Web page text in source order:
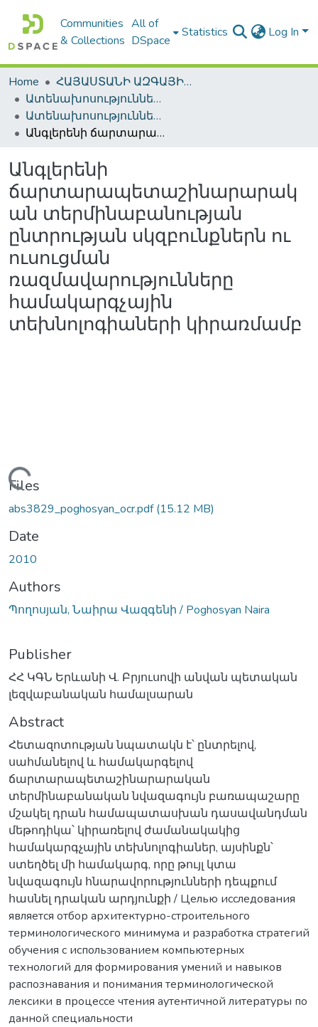
Communities
& Collections
All of
DSpace
Statistics Log In
Home
ՀԱՅԱՍՏԱՆԻ ԱԶԳԱՅԻՆ ԳՐԱԴԱՐԱՆԻ ԹՎԱՅԻՆ ՊԱՀՈՑ / DIGITAL REPOSITORY OF NLA
Ատենախոսություններ և սեղմագրեր / Theses & Abstracts
Ատենախոսություններ և սեղմագրեր / Theses & Abstracts
Անգլերենի ճարտարապետաշինարարական տերմինաբանության ընտրության սկզբունքներն ու ուսուցման ռազմավարությունները համակարգչային տեխնոլոգիաների կիրառմամբ
Անգլերենի
ճարտարապետաշինարարակ
ան տերմինաբանության
ընտրության սկզբունքներն ու
ուսուցման
ռազմավարությունները
համակարգչային
տեխնոլոգիաների կիրառմամբ
Loading...
Files
abs3829_poghosyan_ocr.pdf(15.12 MB)
Date
2010
Authors
Պողոսյան, Նաիրա Վազգենի / Poghosyan Naira
Publisher
ՀՀ ԿԳՆ Երևանի Վ. Բրյուսովի անվան պետական
լեզվաբանական համալսարան
Abstract
Հետազոտության նպատակն է՝ ընտրելով,
սահմանելով և համակարգելով
ճարտարապետաշինարարական
տերմինաբանական նվազագույն բառապաշարը
մշակել դրան համապատասխան դասավանդման
մեթոդիկա՝ կիրառելով ժամանակակից
համակարգչային տեխնոլոգիաներ, այսինքն՝
ստեղծել մի համակարգ, որը թույլ կտա
նվազագույն հնարավորությունների դեպքում
հասնել դրական արդյունքի / Целью исследования
является отбор архитектурно-строительного
терминологического минимума и разработка стратегий
обучения с использованием компьютерных
технологий для формирования умений и навыков
распознавания и понимания терминологической
лексики в процессе чтения аутентичной литературы по
данной специальности